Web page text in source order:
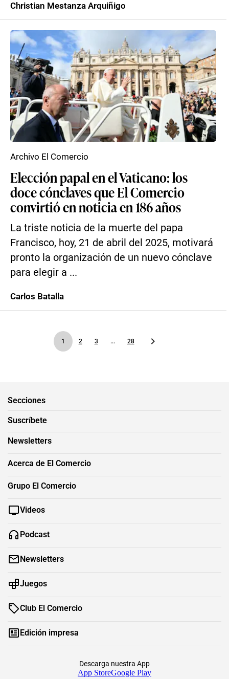
Christian Mestanza Arquiñigo
Elección papal en el Vaticano: los
doce cónclaves que El Comercio
convirtió en noticia en 186 años
La triste noticia de la muerte del papa
Francisco, hoy, 21 de abril del 2025, motivará
pronto la organización de un nuevo cónclave
para elegir a ...
Archivo El Comercio
Carlos Batalla
1 2 3 ... 28
Secciones
Suscríbete
Newsletters
Acerca de El Comercio
Grupo El Comercio
Videos
Podcast
Newsletters
Juegos
Club El Comercio
Edición impresa
Descarga nuestra App
App StoreGoogle Play